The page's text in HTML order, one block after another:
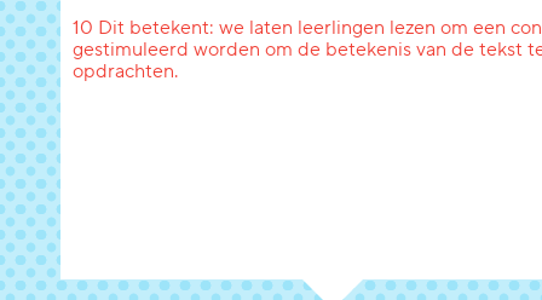
10 Dit betekent: we laten leerlingen lezen om een
gestimuleerd worden om de betekenis van de tekst
opdrachten.